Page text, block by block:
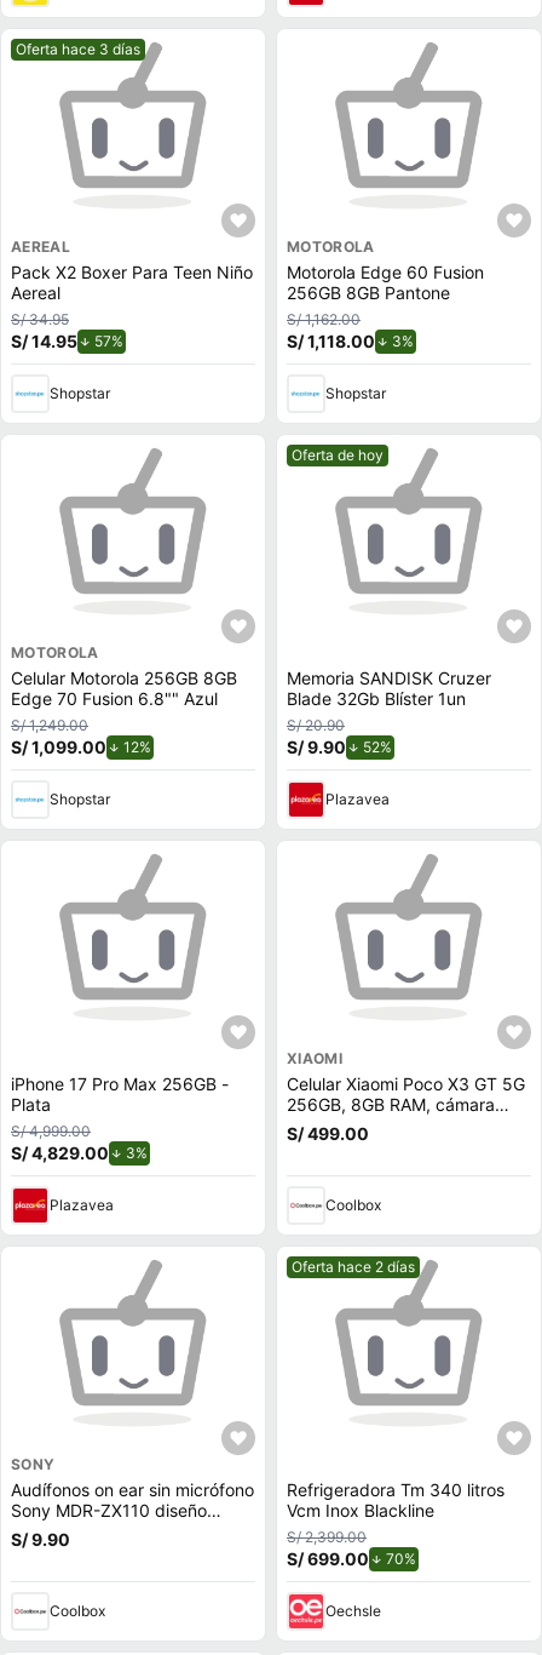
Mejor precio.
Oferta hace 3 días
AEREAL
Pack X2 Boxer Para Teen Niño
Aereal
S/ 34.95
S/ 14.95 57%
Shopstar
MOTOROLA
Motorola Edge 60 Fusion
256GB 8GB Pantone
S/ 1,162.00
S/ 1,118.00 3%
Shopstar
MOTOROLA
Celular Motorola 256GB 8GB
Edge 70 Fusion 6.8"" Azul
S/ 1,249.00
S/ 1,099.00 12%
Shopstar
Mejor precio.
Oferta de hoy
Memoria SANDISK Cruzer
Blade 32Gb Blíster 1un
S/ 20.90
S/ 9.90 52%
Plazavea
iPhone 17 Pro Max 256GB -
Plata
S/ 4,999.00
S/ 4,829.00 3%
Plazavea
XIAOMI
Celular Xiaomi Poco X3 GT 5G
256GB, 8GB RAM, cámara
trasera 64MP y frontal 16MP,
6.6"", negro
S/ 499.00
Coolbox
SONY
Audífonos on ear sin micrófono
Sony MDR-ZX110 diseño
plegable giratorio, conector
3.5 mm, negro
S/ 9.90
Coolbox
Mejor precio.
Oferta hace 2 días
Refrigeradora Tm 340 litros
Vcm Inox Blackline
S/ 2,399.00
S/ 699.00 70%
Oechsle